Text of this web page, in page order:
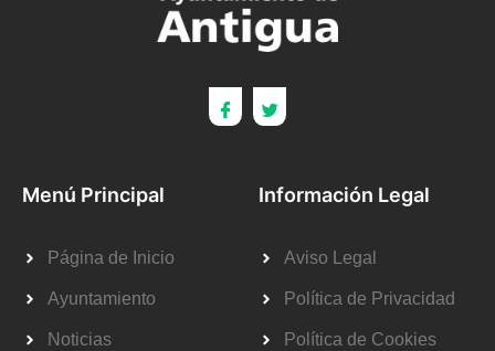
Menú Principal
Página de Inicio
Ayuntamiento
Noticias
Información Legal
Aviso Legal
Política de Privacidad
Política de Cookies